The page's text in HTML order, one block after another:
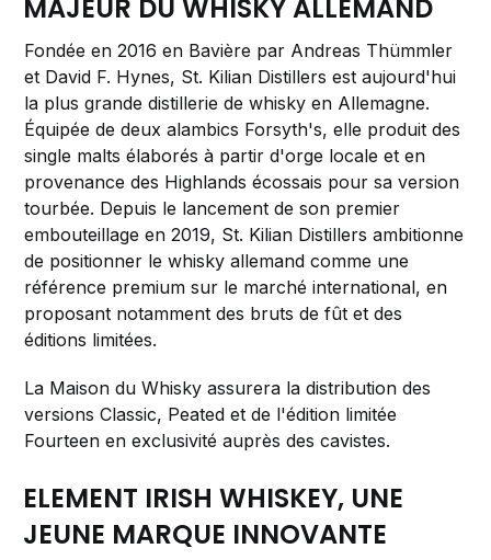
MAJEUR DU WHISKY ALLEMAND
Fondée en 2016 en Bavière par Andreas Thümmler
et David F. Hynes, St. Kilian Distillers est aujourd'hui
la plus grande distillerie de whisky en Allemagne.
Équipée de deux alambics Forsyth's, elle produit des
single malts élaborés à partir d'orge locale et en
provenance des Highlands écossais pour sa version
tourbée. Depuis le lancement de son premier
embouteillage en 2019, St. Kilian Distillers ambitionne
de positionner le whisky allemand comme une
référence premium sur le marché international, en
proposant notamment des bruts de fût et des
éditions limitées.
La Maison du Whisky assurera la distribution des
versions Classic, Peated et de l'édition limitée
Fourteen en exclusivité auprès des cavistes.
ELEMENT IRISH WHISKEY, UNE
JEUNE MARQUE INNOVANTE